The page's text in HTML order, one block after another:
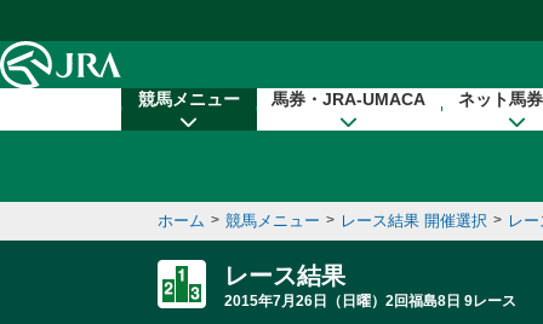
競馬メニュー 馬券・JRA-UMACA ネット馬
ホーム > 競馬メニュー > レース結果 開催選択 > レ
レース結果
2015年7月26日（日曜）2回福島8日 9レース